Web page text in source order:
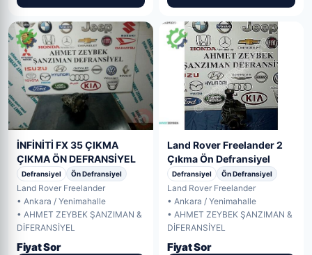
İNFİNİTİ FX 35 ÇIKMA
ÇIKMA ÖN DEFRANSİYEL
Defransiyel Ön Defransiyel
Land Rover Freelander
• Ankara / Yenimahalle
• AHMET ZEYBEK ŞANZIMAN &
DİFERANSİYEL
Fiyat Sor
Land Rover Freelander 2
Çıkma Ön Defransiyel
Defransiyel Ön Defransiyel
Land Rover Freelander
• Ankara / Yenimahalle
• AHMET ZEYBEK ŞANZIMAN &
DİFERANSİYEL
Fiyat Sor